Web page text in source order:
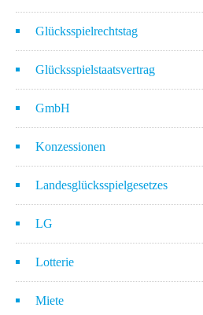
Glücksspielrechtstag
Glücksspielstaatsvertrag
GmbH
Konzessionen
Landesglücksspielgesetzes
LG
Lotterie
Miete